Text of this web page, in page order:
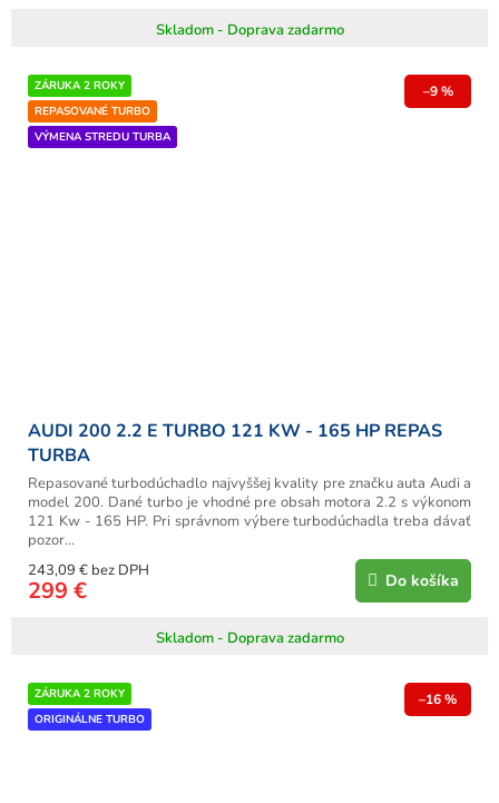
Skladom - Doprava zadarmo
ZÁRUKA 2 ROKY
REPASOVANÉ TURBO
VÝMENA STREDU TURBA
–9 %
AUDI 200 2.2 E TURBO 121 KW - 165 HP REPAS
TURBA
Skladom - Doprava zadarmo
243,09 € bez DPH
299 € Do košíka
Repasované turbodúchadlo najvyššej kvality pre značku auta Audi a
model 200. Dané turbo je vhodné pre obsah motora 2.2 s výkonom
121 Kw - 165 HP. Pri správnom výbere turbodúchadla treba dávať
pozor...
ZÁRUKA 2 ROKY
ORIGINÁLNE TURBO
–16 %